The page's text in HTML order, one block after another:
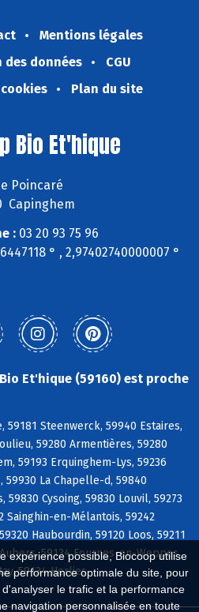
expérience possible, Biocoop utilise
performance optimale du site, pour
le trafic et la performance
navigation personnalisée en toute
Mentions légales
données
CGU
Plan du site
Bio Et'hique
Poincaré
Capinghem
: 03 20 93 75 96
° , 2,97402740000007 °
Et'hique (59160) est proche
59181 Steenwerck, 59940 Estaires,
59280 Armentières, 59280
59193 Erquinghem-Lys, 59236
59930 La Chapelle-d, 59840
59830 Cysoing, 59830 Louvil, 59273
Sainghin-en-Mélantois, 59242
Haubourdin, 59120 Loos, 59211
59134 Fournes-en-Weppes,
59134 Herlies